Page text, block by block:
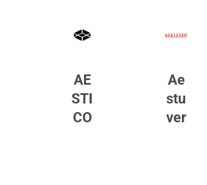
AE
STI
CO
Ae
stu
ver